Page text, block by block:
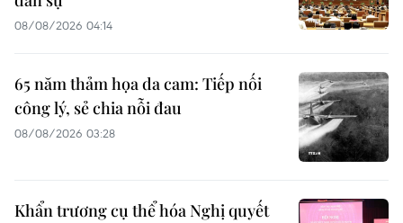
08/08/2026 04:14
65 năm thảm họa da cam: Tiếp nối
công lý, sẻ chia nỗi đau
08/08/2026 03:28
Khẩn trương cụ thể hóa Nghị quyết